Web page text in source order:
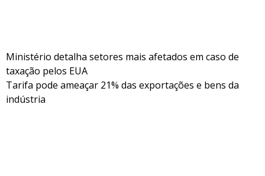
Ministério detalha setores mais afetados em caso de
taxação pelos EUA
Tarifa pode ameaçar 21% das exportações e bens da
indústria